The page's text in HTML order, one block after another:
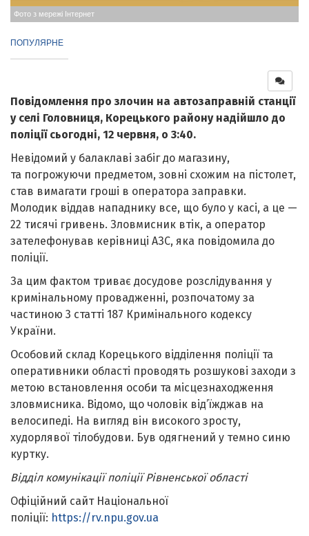
Фото з мережі Інтернет
ПОПУЛЯРНЕ
Повідомлення про злочин на автозаправній станції
у селі Головниця, Корецького району надійшло до
поліції сьогодні, 12 червня, о 3:40.
Невідомий у балаклаві забіг до магазину,
та погрожуючи предметом, зовні схожим на пістолет,
став вимагати гроші в оператора заправки.
Молодик віддав нападнику все, що було у касі, а це —
22 тисячі гривень. Зловмисник втік, а оператор
зателефонував керівниці АЗС, яка повідомила до
поліції.
За цим фактом триває досудове розслідування у
кримінальному провадженні, розпочатому за
частиною 3 статті 187 Кримінального кодексу
України.
Особовий склад Корецького відділення поліції та
оперативники області проводять розшукові заходи з
метою встановлення особи та місцезнаходження
зловмисника. Відомо, що чоловік від’їжджав на
велосипеді. На вигляд він високого зросту,
худорлявої тілобудови. Був одягнений у темно синю
куртку.
Відділ комунікації поліції Рівненської області
Офіційний сайт Національної
поліції: https://rv.npu.gov.ua